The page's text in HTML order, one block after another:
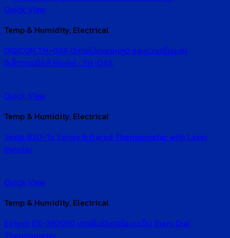
Quick View
Temp & Humidity, Electrical
DIGICON TH-03A มิเตอร์วัดอุณหภูมิ และความชื้นแบบ
อิเล็กทรอนิกส์ Model : TH-03A
Quick View
Temp & Humidity, Electrical
Testo 830-Tx Series Infrared Thermometer with Laser
Pointer
Quick View
Temp & Humidity, Electrical
Extech EX-392050 เทอร์โมมิเตอร์แบบเข็ม Stem Dial
Thermometer